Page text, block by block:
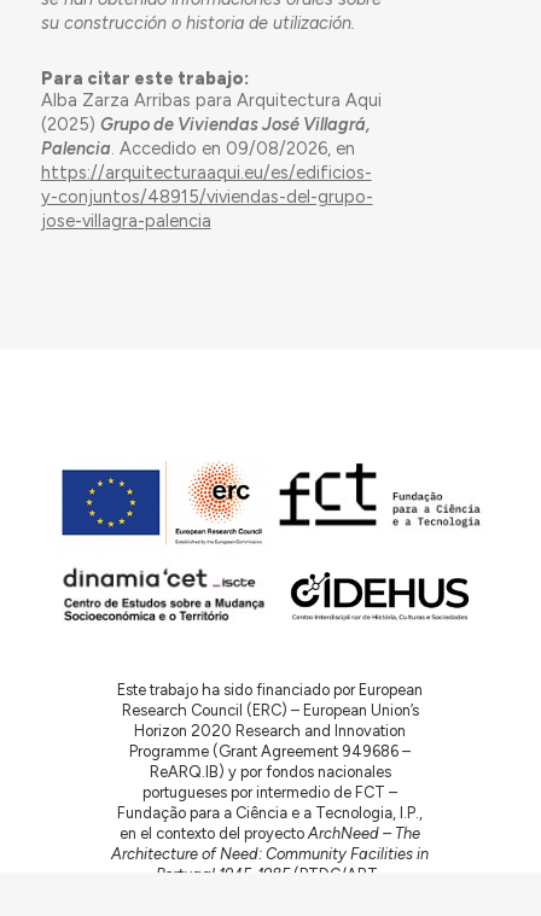
su construcción o historia de utilización.
Para citar este trabajo:
Alba Zarza Arribas para Arquitectura Aqui
(2025) Grupo de Viviendas José Villagrá,
Palencia. Accedido en 09/08/2026, en
https://arquitecturaaqui.eu/es/edificios-
y-conjuntos/48915/viviendas-del-grupo-
jose-villagra-palencia
Este trabajo ha sido financiado por European
Research Council (ERC) – European Union’s
Horizon 2020 Research and Innovation
Programme (Grant Agreement 949686 –
ReARQ.IB) y por fondos nacionales
portugueses por intermedio de FCT –
Fundação para a Ciência e a Tecnologia, I.P.,
en el contexto del proyectoArchNeed – The
Architecture of Need: Community Facilities in
Portugal 1945-1985(PTDC/ART-